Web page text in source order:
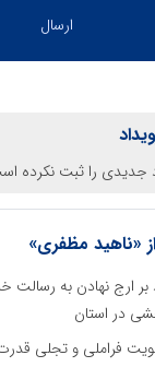
جدیدی را ثبت نکرده
«ناهید مظفری»
بر ارج نهادن به رسالت
در استان
هویت فراملی و تجلی